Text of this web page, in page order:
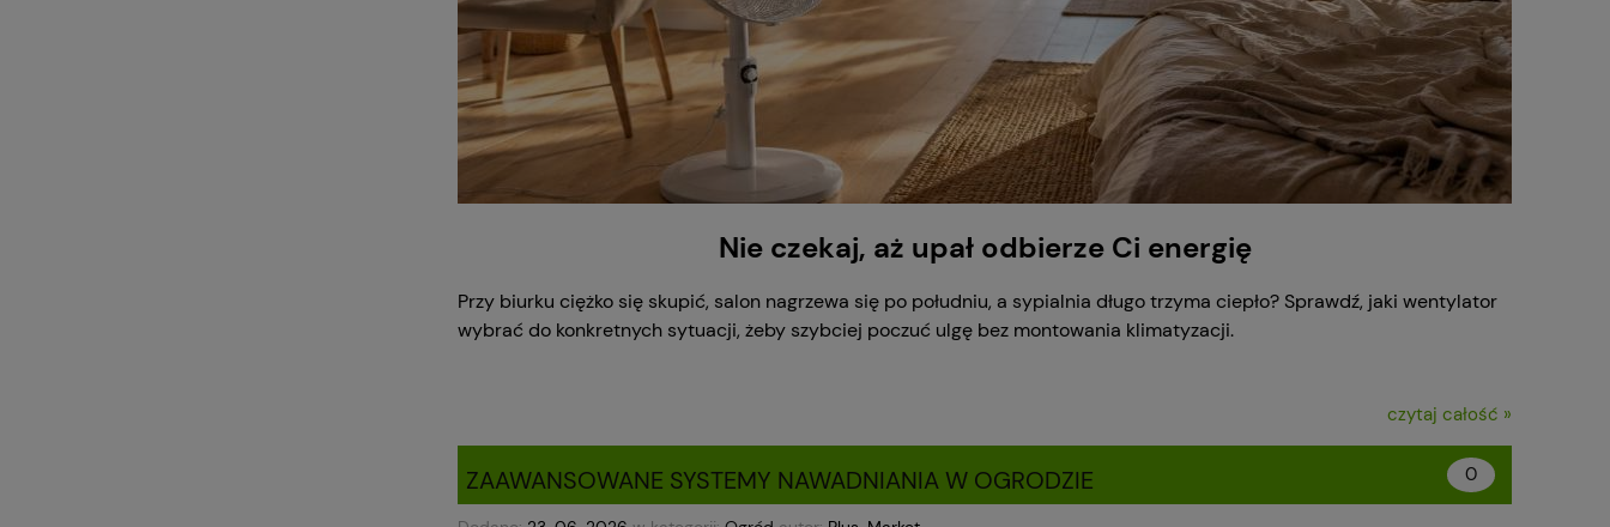
Nie czekaj, aż upał odbierze Ci energię
Przy biurku ciężko się skupić, salon nagrzewa się po południu, a sypialnia długo trzyma ciepło? Sprawdź, jaki wentylator
wybrać do konkretnych sytuacji, żeby szybciej poczuć ulgę bez montowania klimatyzacji.
czytaj całość »
ZAAWANSOWANE SYSTEMY NAWADNIANIA W OGRODZIE 0